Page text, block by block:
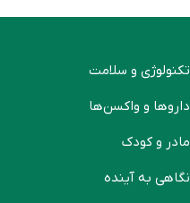
تکنولوژی و سلامت
دارو‌ها و واکسن‌ها
مادر و کودک
نگاهی به آینده